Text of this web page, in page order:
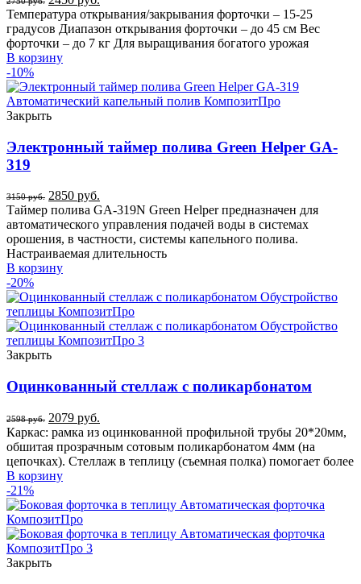
Температура открывания/закрывания форточки – 15-25
градусов Диапазон открывания форточки – до 45 см Вес
форточки – до 7 кг Для выращивания богатого урожая
В корзину
-10%
Закрыть
Электронный таймер полива Green Helper GA-
319
3150руб. 2850 руб.
Таймер полива GA-319N Green Helper предназначен для
автоматического управления подачей воды в системах
орошения, в частности, системы капельного полива.
Настраиваемая длительность
В корзину
-20%
Закрыть
Оцинкованный стеллаж с поликарбонатом
2598руб. 2079 руб.
Каркас: рамка из оцинкованной профильной трубы 20*20мм,
обшитая прозрачным сотовым поликарбонатом 4мм (на
цепочках). Стеллаж в теплицу (съемная полка) помогает более
В корзину
-21%
Закрыть